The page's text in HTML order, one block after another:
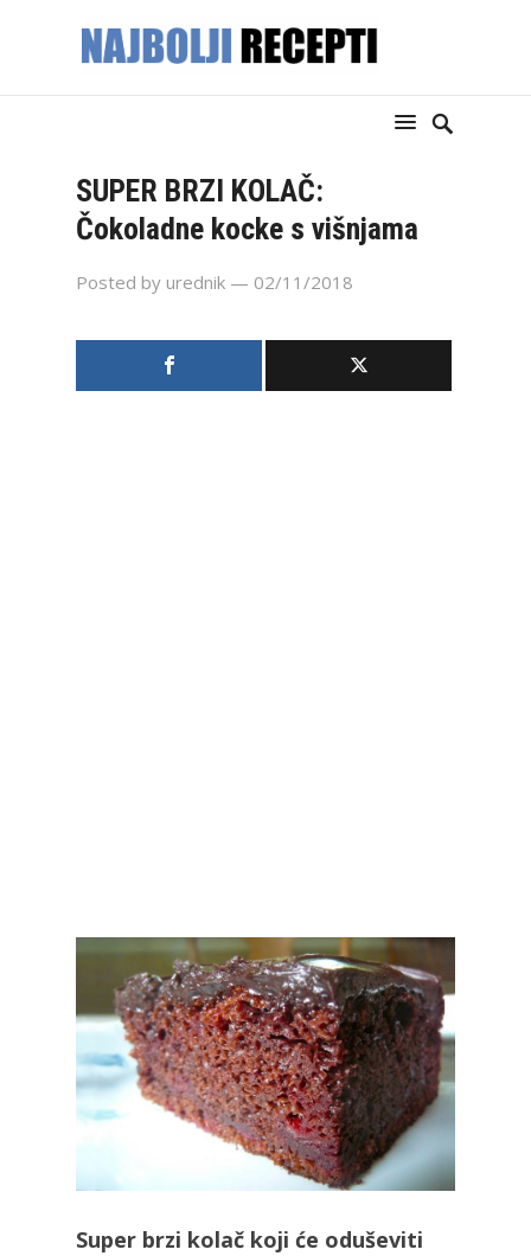
SUPER BRZI KOLAČ:
Čokoladne kocke s višnjama
Posted by urednik — 02/11/2018
Super brzi kolač koji će oduševiti